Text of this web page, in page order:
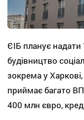
ЄІБ планує
будівництво
зокрема у
приймає багато
400 млн євро,